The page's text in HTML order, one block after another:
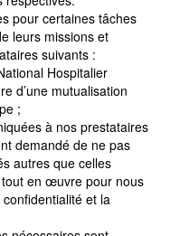
pour certaines tâches
leurs missions et
suivants :
Hospitalier
d’une mutualisation
;
à nos prestataires
demandé de ne pas
autres que celles
en œuvre pour nous
et la